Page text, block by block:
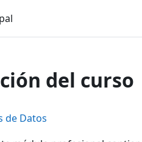
del curso
de Datos